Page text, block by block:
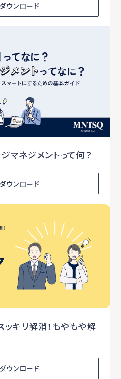
ウンロード
マネジメントって何？
ウンロード
キリ解消！もやもや解
ウンロード